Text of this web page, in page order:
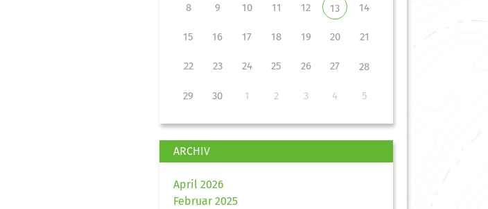
8 9 10 11 12 13 14
15 16 17 18 19 20 21
22 23 24 25 26 27 28
29 30 1 2 3 4 5
ARCHIV
April 2026
Februar 2025